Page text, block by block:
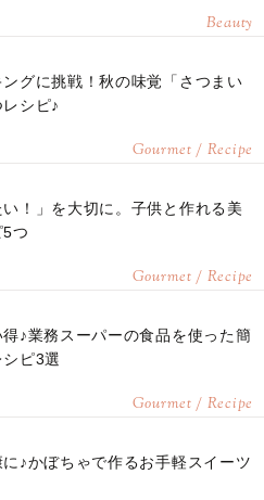
Beauty
グに挑戦！秋の味覚「さつまい
シピ♪
Gourmet / Recipe
い！」を大切に。子供と作れる美
つ
Gourmet / Recipe
♪業務スーパーの食品を使った簡
ピ3選
Gourmet / Recipe
♪かぼちゃで作るお手軽スイーツ